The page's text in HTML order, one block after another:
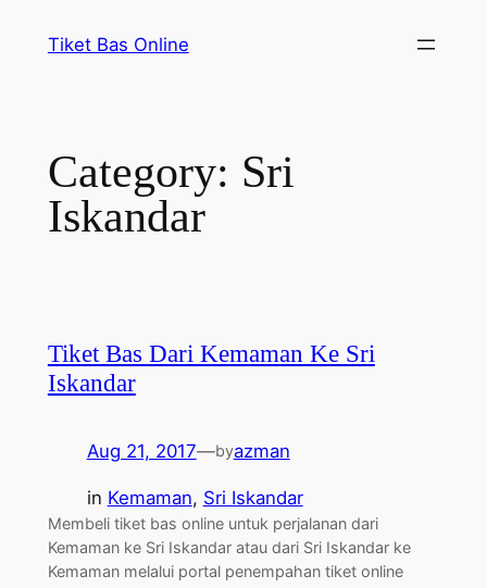
Tiket Bas Online
Category: Sri
Iskandar
Tiket Bas Dari Kemaman Ke Sri
Iskandar
Aug 21, 2017—byazman
in Kemaman, Sri Iskandar
Membeli tiket bas online untuk perjalanan dari
Kemaman ke Sri Iskandar atau dari Sri Iskandar ke
Kemaman melalui portal penempahan tiket online